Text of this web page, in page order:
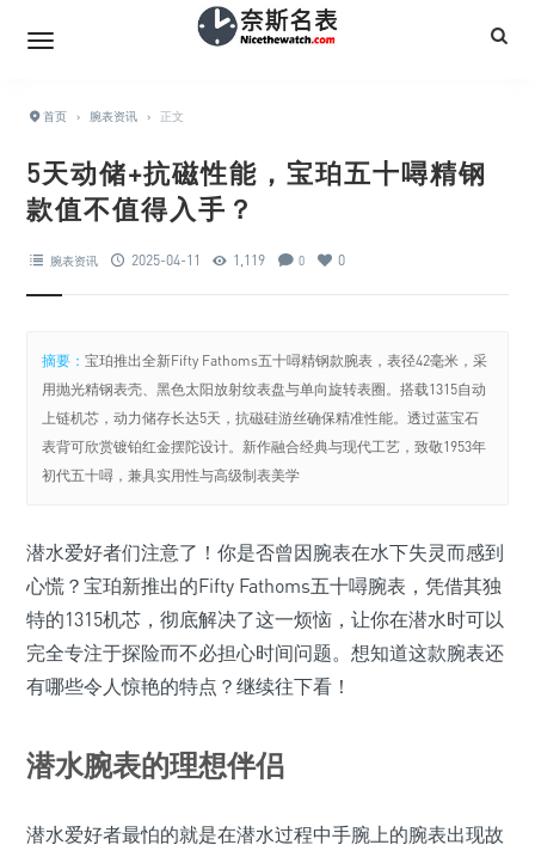
首页 › 腕表资讯 › 正文
5天动储+抗磁性能，宝珀五十噚精钢
款值不值得入手？
腕表资讯 2025-04-11 1,119 0 0
摘要：宝珀推出全新Fifty Fathoms五十噚精钢款腕表，表径42毫米，采
用抛光精钢表壳、黑色太阳放射纹表盘与单向旋转表圈。搭载1315自动
上链机芯，动力储存长达5天，抗磁硅游丝确保精准性能。透过蓝宝石
表背可欣赏镀铂红金摆陀设计。新作融合经典与现代工艺，致敬1953年
初代五十噚，兼具实用性与高级制表美学
潜水爱好者们注意了！你是否曾因腕表在水下失灵而感到
心慌？宝珀新推出的Fifty Fathoms五十噚腕表，凭借其独
特的1315机芯，彻底解决了这一烦恼，让你在潜水时可以
完全专注于探险而不必担心时间问题。想知道这款腕表还
有哪些令人惊艳的特点？继续往下看！
潜水腕表的理想伴侣
潜水爱好者最怕的就是在潜水过程中手腕上的腕表出现故